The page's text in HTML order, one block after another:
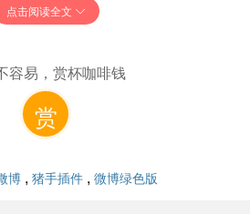
你来刷；游戏动漫、美食时
美。
点击阅读全文
容易，赏杯咖啡钱
赏
博 , 猪手插件 , 微博绿色版